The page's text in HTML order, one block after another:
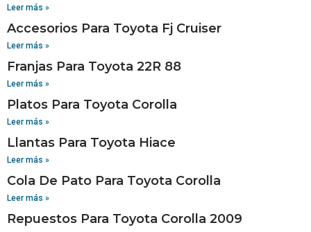
Leer más »
Accesorios Para Toyota Fj Cruiser
Leer más »
Franjas Para Toyota 22R 88
Leer más »
Platos Para Toyota Corolla
Leer más »
Llantas Para Toyota Hiace
Leer más »
Cola De Pato Para Toyota Corolla
Leer más »
Repuestos Para Toyota Corolla 2009